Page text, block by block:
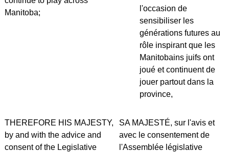
Manitoba;
l'occasion de
sensibiliser les
générations futures au
rôle inspirant que les
Manitobains juifs ont
joué et continuent de
jouer partout dans la
province,
THEREFORE HIS MAJESTY,
by and with the advice and
consent of the Legislative
SA MAJESTÉ, sur l'avis et
avec le consentement de
l'Assemblée législative